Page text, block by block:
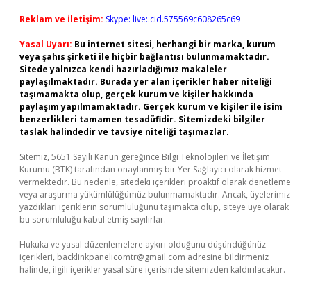
Reklam ve İletişim: Skype: live:.cid.575569c608265c69
Yasal Uyarı: Bu internet sitesi, herhangi bir marka, kurum
veya şahıs şirketi ile hiçbir bağlantısı bulunmamaktadır.
Sitede yalnızca kendi hazırladığımız makaleler
paylaşılmaktadır. Burada yer alan içerikler haber niteliği
taşımamakta olup, gerçek kurum ve kişiler hakkında
paylaşım yapılmamaktadır. Gerçek kurum ve kişiler ile isim
benzerlikleri tamamen tesadüfidir. Sitemizdeki bilgiler
taslak halindedir ve tavsiye niteliği taşımazlar.
Sitemiz, 5651 Sayılı Kanun gereğince Bilgi Teknolojileri ve İletişim
Kurumu (BTK) tarafından onaylanmış bir Yer Sağlayıcı olarak hizmet
vermektedir. Bu nedenle, sitedeki içerikleri proaktif olarak denetleme
veya araştırma yükümlülüğümüz bulunmamaktadır. Ancak, üyelerimiz
yazdıkları içeriklerin sorumluluğunu taşımakta olup, siteye üye olarak
bu sorumluluğu kabul etmiş sayılırlar.
Hukuka ve yasal düzenlemelere aykırı olduğunu düşündüğünüz
içerikleri, backlinkpanelicomtr@gmail.com adresine bildirmeniz
halinde, ilgili içerikler yasal süre içerisinde sitemizden kaldırılacaktır.